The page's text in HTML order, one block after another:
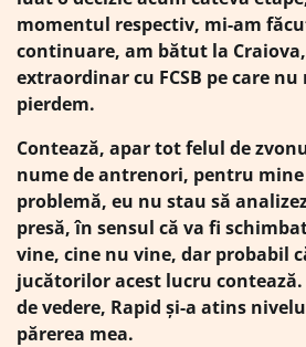
momentul respectiv, mi-am
continuare, am bătut la
extraordinar cu FCSB pe care
pierdem.
Contează, apar tot felul de
nume de antrenori, pentru
problemă, eu nu stau să
presă, în sensul că va fi
vine, cine nu vine, dar probabil
jucătorilor acest lucru
de vedere, Rapid și-a atins
părerea mea.